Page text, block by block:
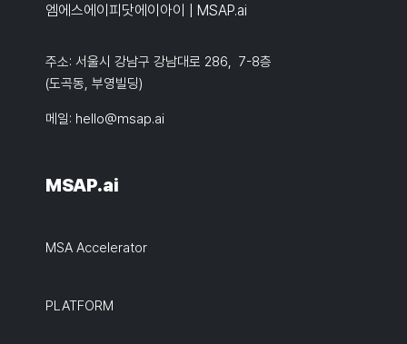
엠에스에이피닷에이아이 | MSAP.ai
주소: 서울시 강남구 강남대로 286, 7-8층
(도곡동, 부영빌딩)
메일: hello@msap.ai
MSAP.ai
MSA Accelerator
PLATFORM